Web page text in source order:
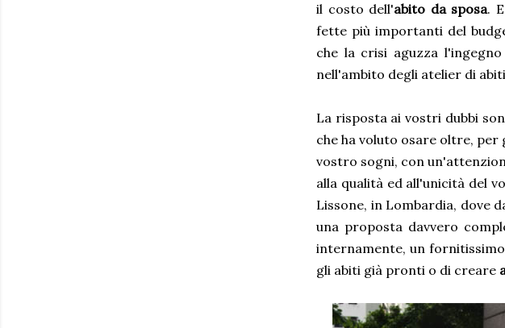
il costo dell'abito da sposa.
fette più importanti del
che la crisi aguzza
nell'ambito degli atelier di
La risposta ai vostri dubbi
che ha voluto osare oltre,
vostro sogni, con
alla qualità ed all'unicità del
Lissone, in Lombardia, dove
una proposta davvero
internamente, un fornitissimo
gli abiti già pronti o di creare